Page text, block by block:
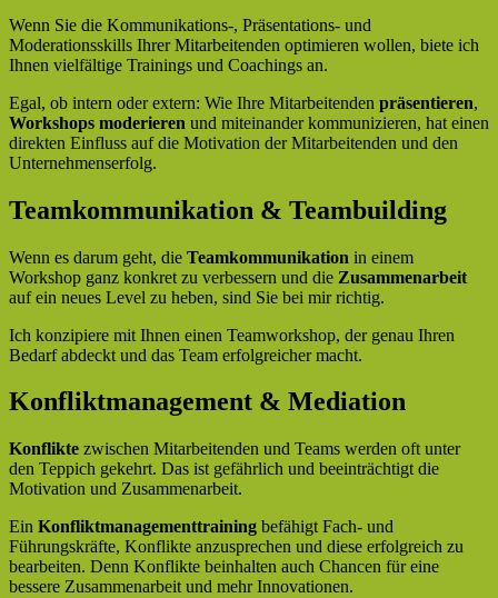
Wenn Sie die Kommunikations-, Präsentations- und
Moderationsskills Ihrer Mitarbeitenden optimieren wollen, biete ich
Ihnen vielfältige Trainings und Coachings an.
Egal, ob intern oder extern: Wie Ihre Mitarbeitenden präsentieren,
Workshops moderieren und miteinander kommunizieren, hat einen
direkten Einfluss auf die Motivation der Mitarbeitenden und den
Unternehmenserfolg.
Teamkommunikation & Teambuilding
Wenn es darum geht, die Teamkommunikation in einem
Workshop ganz konkret zu verbessern und die Zusammenarbeit
auf ein neues Level zu heben, sind Sie bei mir richtig.
Ich konzipiere mit Ihnen einen Teamworkshop, der genau Ihren
Bedarf abdeckt und das Team erfolgreicher macht.
Konfliktmanagement & Mediation
Konflikte zwischen Mitarbeitenden und Teams werden oft unter
den Teppich gekehrt. Das ist gefährlich und beeinträchtigt die
Motivation und Zusammenarbeit.
Ein Konfliktmanagementtraining befähigt Fach- und
Führungskräfte, Konflikte anzusprechen und diese erfolgreich zu
bearbeiten. Denn Konflikte beinhalten auch Chancen für eine
bessere Zusammenarbeit und mehr Innovationen.